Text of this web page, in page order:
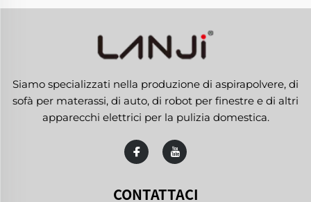
Siamo specializzati nella produzione di aspirapolvere, di
sofà per materassi, di auto, di robot per finestre e di altri
apparecchi elettrici per la pulizia domestica.
CONTATTACI